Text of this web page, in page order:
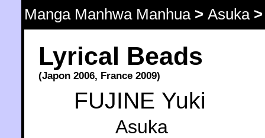
Manga Manhwa Manhua> Asuka
Lyrical Beads
(Japon 2006, France 2009)
FUJINE Yuki
Asuka